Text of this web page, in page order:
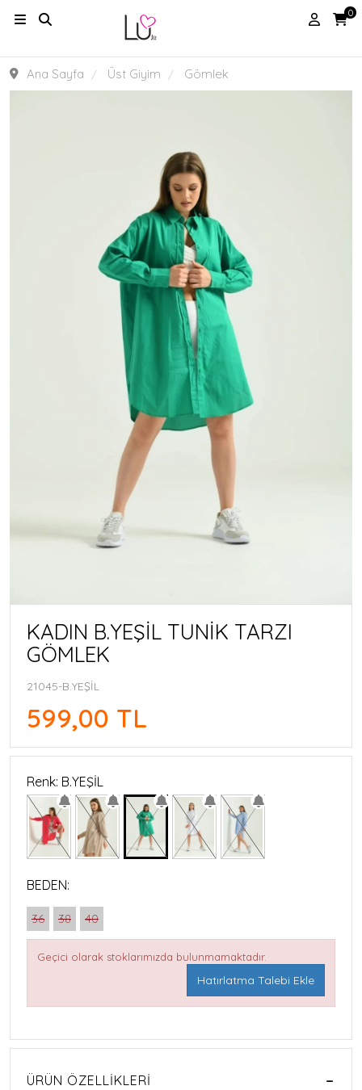
0
Ana Sayfa Üst Giyim Gömlek
KADIN B.YEŞİL TUNİK TARZI
GÖMLEK
21045-B.YEŞİL
599,00 TL
Renk: B.YEŞİL
BEDEN:
36 38 40
Geçici olarak stoklarımızda bulunmamaktadır.
Hatırlatma Talebi Ekle
ÜRÜN ÖZELLIKLERI